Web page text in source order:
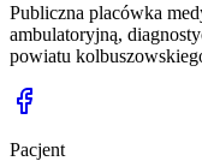
Publiczna placówka
ambulatoryjną,
powiatu
Pacjent